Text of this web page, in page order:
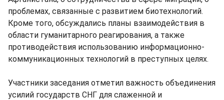
проблемах, связанные с развитием биотехнологий.
Кроме того, обсуждались планы взаимодействия в
области гуманитарного реагирования, а также
противодействия использованию информационно-
коммуникационных технологий в преступных целях.
Участники заседания отметил важность объединения
усилий государств СНГ для слаженной и